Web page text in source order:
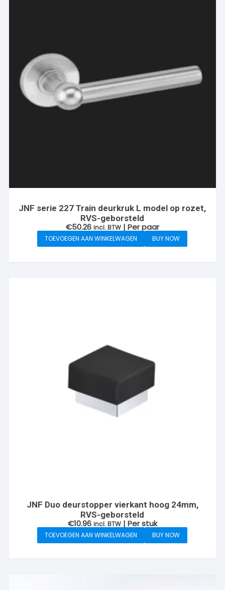
JNF serie 227 Train deurkruk L model op rozet,
RVS-geborsteld
€50.26 incl. BTW | Per paar
TOEVOEGEN AAN WINKELWAGEN BUY NOW
JNF Duo deurstopper vierkant hoog 24mm,
RVS-geborsteld
€10.96 incl. BTW | Per stuk
TOEVOEGEN AAN WINKELWAGEN BUY NOW